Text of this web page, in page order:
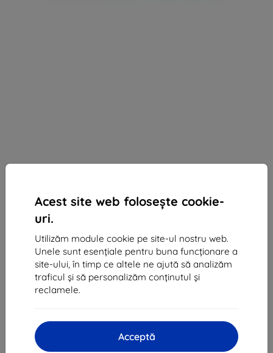
Acest site web folosește cookie-
uri.
Utilizăm module cookie pe site-ul nostru web.
Unele sunt esențiale pentru buna funcționare a
site-ului, în timp ce altele ne ajută să analizăm
traficul și să personalizăm conținutul și
reclamele.
Acceptă
Huse Case Samsung EF-NS906PJ S22+ S906 light
gray LED View Cover (EF-NS906PJEGEE)
Descrierea și specificațiile